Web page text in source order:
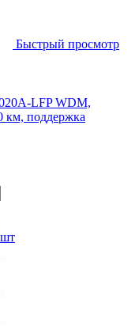
Быстрый просмотр
LFP WDM,
км, поддержка